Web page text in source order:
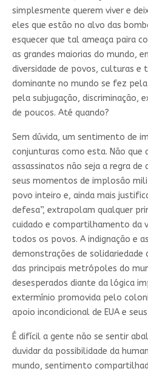
simplesmente querem viver e
eles que estão no alvo das
esquecer que tal ameaça paira
as grandes maiorias do mundo,
diversidade de povos, culturas e
dominante no mundo se fez
pela subjugação, discriminação,
de poucos. Até quando?
Sem dúvida, um sentimento de
conjunturas como esta. Não que
assassinatos não seja a regra de
seus momentos de implosão
povo inteiro e, ainda mais
defesa”, extrapolam qualquer
cuidado e compartilhamento da
todos os povos. A indignação e
demonstrações de
das principais metrópoles do
desesperados diante da lógica
extermínio promovida pelo
apoio incondicional de EUA e
É difícil a gente não se sentir
duvidar da possibilidade da
mundo, sentimento